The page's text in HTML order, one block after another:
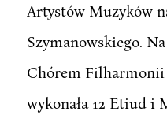
Artystów Muzyków
Szymanowskiego.
Chórem
wykonała 12 Etiud i